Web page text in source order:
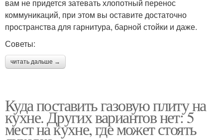
вам не придется затевать хлопотный перенос
коммуникаций, при этом вы оставите достаточно
пространства для гарнитура, барной стойки и даже.
Советы:
читать дальше →
Куда поставить газовую плиту на
кухне. Других вариантов нет: 5
мест на кухне, где может стоять